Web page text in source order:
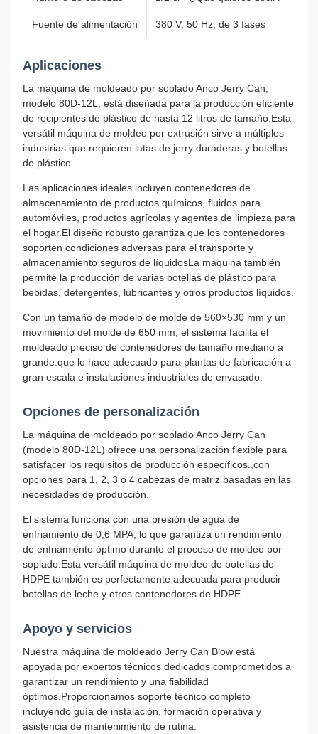
Fuente de alimentación 380 V, 50 Hz, de 3 fases
Aplicaciones
La máquina de moldeado por soplado Anco Jerry Can,
modelo 80D-12L, está diseñada para la producción eficiente
de recipientes de plástico de hasta 12 litros de tamaño.Esta
versátil máquina de moldeo por extrusión sirve a múltiples
industrias que requieren latas de jerry duraderas y botellas
de plástico.
Las aplicaciones ideales incluyen contenedores de
almacenamiento de productos químicos, fluidos para
automóviles, productos agrícolas y agentes de limpieza para
el hogar.El diseño robusto garantiza que los contenedores
soporten condiciones adversas para el transporte y
almacenamiento seguros de líquidosLa máquina también
permite la producción de varias botellas de plástico para
bebidas, detergentes, lubricantes y otros productos líquidos.
Con un tamaño de modelo de molde de 560×530 mm y un
movimiento del molde de 650 mm, el sistema facilita el
moldeado preciso de contenedores de tamaño mediano a
grande.que lo hace adecuado para plantas de fabricación a
gran escala e instalaciones industriales de envasado.
Opciones de personalización
La máquina de moldeado por soplado Anco Jerry Can
(modelo 80D-12L) ofrece una personalización flexible para
satisfacer los requisitos de producción específicos.,con
opciones para 1, 2, 3 o 4 cabezas de matriz basadas en las
necesidades de producción.
El sistema funciona con una presión de agua de
enfriamiento de 0,6 MPA, lo que garantiza un rendimiento
de enfriamiento óptimo durante el proceso de moldeo por
soplado.Esta versátil máquina de moldeo de botellas de
HDPE también es perfectamente adecuada para producir
botellas de leche y otros contenedores de HDPE.
Apoyo y servicios
Nuestra máquina de moldeado Jerry Can Blow está
apoyada por expertos técnicos dedicados comprometidos a
garantizar un rendimiento y una fiabilidad
óptimos.Proporcionamos soporte técnico completo
incluyendo guía de instalación, formación operativa y
asistencia de mantenimiento de rutina.